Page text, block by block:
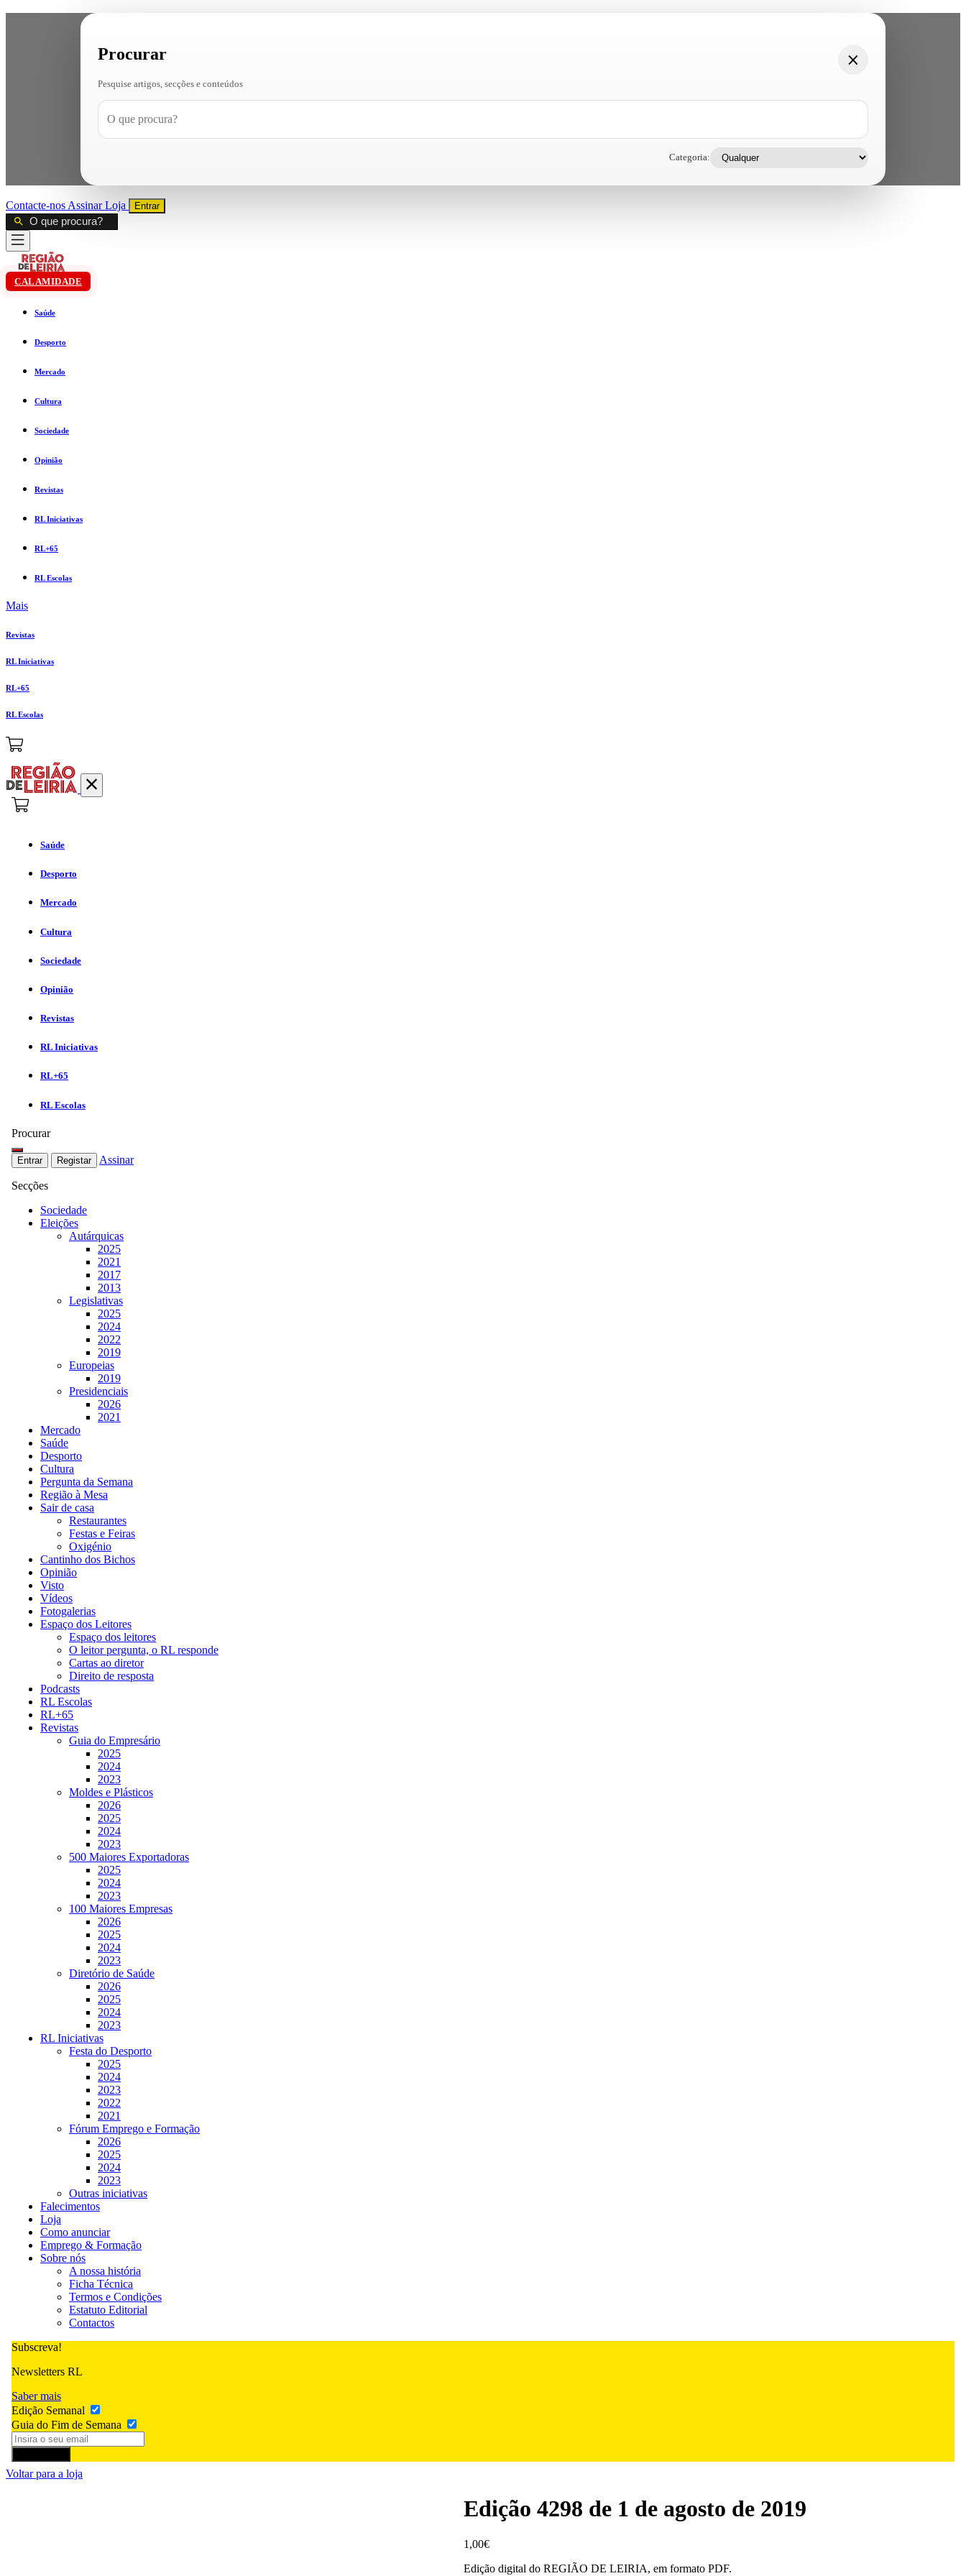
Procurar
Pesquise artigos, secções e conteúdos
Categoria:
Contacte-nos AssinarLoja Entrar
CALAMIDADE
Saúde
Desporto
Mercado
Cultura
Sociedade
Opinião
Revistas
RL Iniciativas
RL+65
RL Escolas
Mais
Revistas
RL Iniciativas
RL+65
RL Escolas
Saúde
Desporto
Mercado
Cultura
Sociedade
Opinião
Revistas
RL Iniciativas
RL+65
RL Escolas
Procurar
Entrar Registar Assinar
Secções
Sociedade
Eleições
Autárquicas
2025
2021
2017
2013
Legislativas
2025
2024
2022
2019
Europeias
2019
Presidenciais
2026
2021
Mercado
Saúde
Desporto
Cultura
Pergunta da Semana
Região à Mesa
Sair de casa
Restaurantes
Festas e Feiras
Oxigénio
Cantinho dos Bichos
Opinião
Visto
Vídeos
Fotogalerias
Espaço dos Leitores
Espaço dos leitores
O leitor pergunta, o RL responde
Cartas ao diretor
Direito de resposta
Podcasts
RL Escolas
RL+65
Revistas
Guia do Empresário
2025
2024
2023
Moldes e Plásticos
2026
2025
2024
2023
500 Maiores Exportadoras
2025
2024
2023
100 Maiores Empresas
2026
2025
2024
2023
Diretório de Saúde
2026
2025
2024
2023
RL Iniciativas
Festa do Desporto
2025
2024
2023
2022
2021
Fórum Emprego e Formação
2026
2025
2024
2023
Outras iniciativas
Falecimentos
Loja
Como anunciar
Emprego & Formação
Sobre nós
A nossa história
Ficha Técnica
Termos e Condições
Estatuto Editorial
Contactos
Subscreva!
Newsletters RL
Saber mais
Edição Semanal
Guia do Fim de Semana
Voltar para a loja
Edição 4298 de 1 de agosto de 2019
1,00€
Edição digital do REGIÃO DE LEIRIA, em formato PDF.